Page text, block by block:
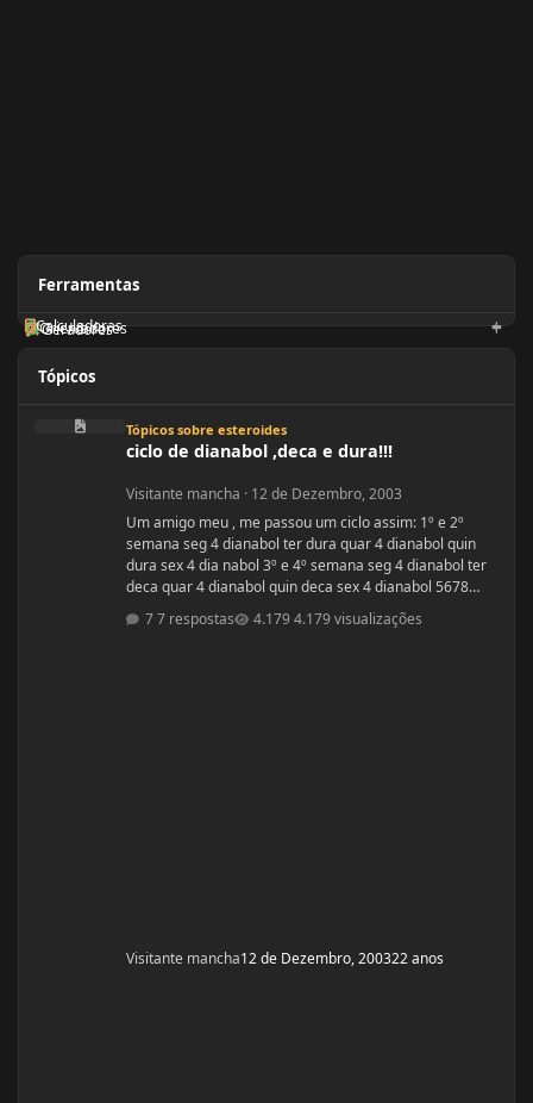
Ferramentas
Geradores
Orientadores
Calculadoras
Tópicos
ciclo de dianabol ,deca e dura!!!
Tópicos sobre esteroides
ciclo de dianabol ,deca e dura!!!
Visitante mancha · 12 de Dezembro, 2003
Um amigo meu , me passou um ciclo assim: 1º e 2º
semana seg 4 dianabol ter dura quar 4 dianabol quin
dura sex 4 dia nabol 3º e 4º semana seg 4 dianabol ter
deca quar 4 dianabol quin deca sex 4 dianabol 5678
seman vou partir para definição com outros anabolicos.
PERGUNTAS : 1 - GOSTARIA DE SABER A OPNIÃO DE
7 respostas 4.179 visualizações
Visitante mancha12 de Dezembro, 200322 anos